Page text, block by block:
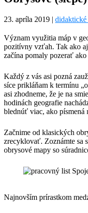
23. apríla 2019 |
Význam využitia máp v
pozitívny vzťah. Tak ako aj
začína pomaly pozerať
Každý z vás asi pozná
síce prikláňam k termínu
asi zhodneme, že je na
hodinách geografie
blednúť viac, ako písmená
Začnime od klasických
zrecyklovať. Zoznámte sa
obrysové mapy so
Najnovším prírastkom